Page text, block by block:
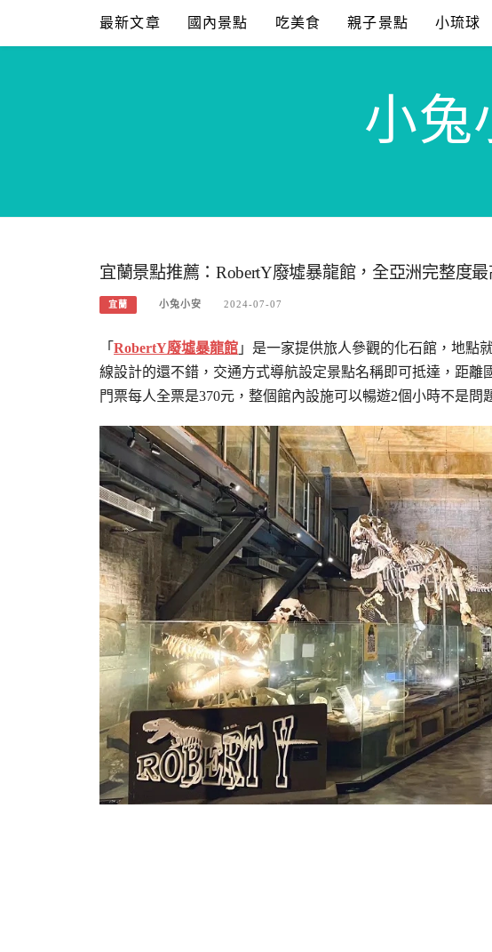
content
最新文章 國內景點 吃美食 親子景點 小琉球
小兔
宜蘭景點推薦：RobertY廢墟暴龍館，全亞洲完整度
宜蘭 小兔小安 2024-07-07
「 RobertY廢墟暴龍館 」是一家提供旅人參觀的化石館，地點
線設計的還不錯，交通方式導航設定景點名稱即可抵達，距
門票每人全票是370元，整個館內設施可以暢遊2個小時不是問